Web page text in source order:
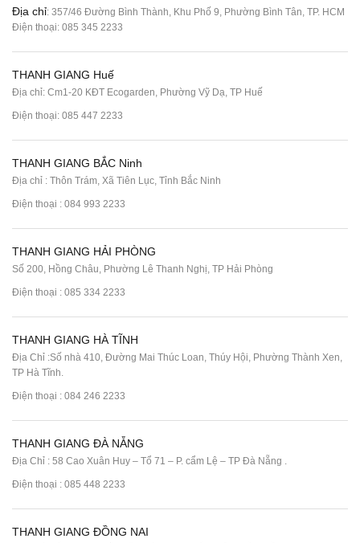
Địa chỉ: 357/46 Đường Bình Thành, Khu Phố 9, Phường Bình Tân, TP. HCM
Điện thoại: 085 345 2233
THANH GIANG Huế
Địa chỉ: Cm1-20 KĐT Ecogarden, Phường Vỹ Dạ, TP Huế
Điện thoại: 085 447 2233
THANH GIANG BẮC Ninh
Địa chỉ : Thôn Trám, Xã Tiên Lục, Tỉnh Bắc Ninh
Điện thoại : 084 993 2233
THANH GIANG HẢI PHÒNG
Số 200, Hồng Châu, Phường Lê Thanh Nghị, TP Hải Phòng
Điện thoại : 085 334 2233
THANH GIANG HÀ TĨNH
Địa Chỉ :Số nhà 410, Đường Mai Thúc Loan, Thúy Hội, Phường Thành Xen,
TP Hà Tĩnh.
Điện thoại : 084 246 2233
THANH GIANG ĐÀ NẴNG
Địa Chỉ : 58 Cao Xuân Huy – Tổ 71 – P. cẩm Lệ – TP Đà Nẵng .
Điện thoại : 085 448 2233
THANH GIANG ĐỒNG NAI